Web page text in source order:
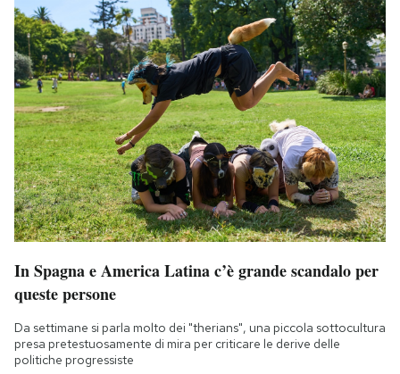
In Spagna e America Latina c’è grande scandalo per
queste persone
Da settimane si parla molto dei "therians", una piccola sottocultura
presa pretestuosamente di mira per criticare le derive delle
politiche progressiste